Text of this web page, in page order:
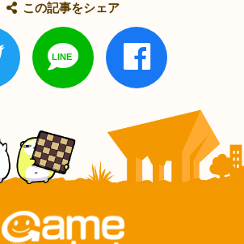
この記事をシェア